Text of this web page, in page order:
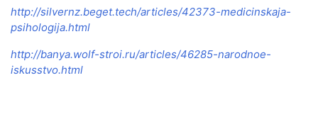
http://silvernz.beget.tech/articles/42373-medicinskaja-
psihologija.html
http://banya.wolf-stroi.ru/articles/46285-narodnoe-
iskusstvo.html